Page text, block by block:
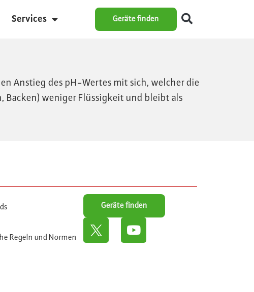
Services Geräte finden
Anstieg des pH-Wertes mit sich, welcher die
Backen) weniger Flüssigkeit und bleibt als
Regeln und Normen
Geräte finden